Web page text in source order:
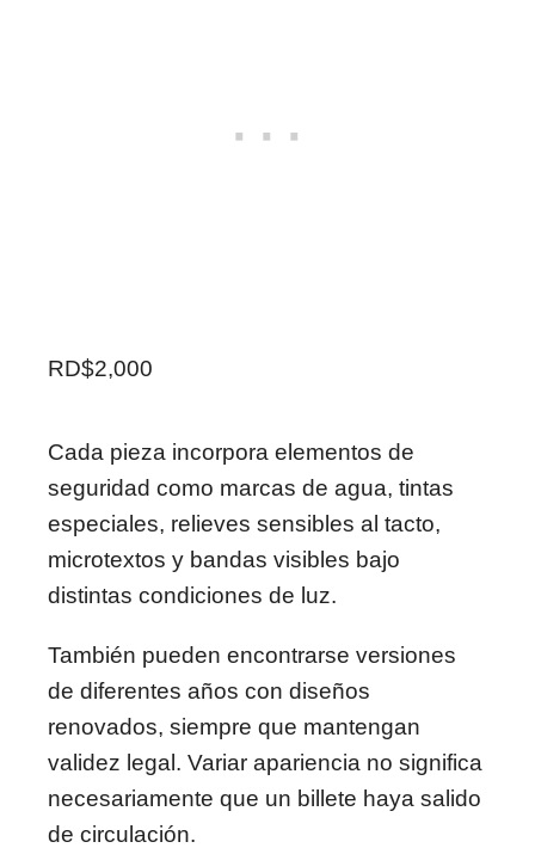
RD$2,000
Cada pieza incorpora elementos de
seguridad como marcas de agua, tintas
especiales, relieves sensibles al tacto,
microtextos y bandas visibles bajo
distintas condiciones de luz.
También pueden encontrarse versiones
de diferentes años con diseños
renovados, siempre que mantengan
validez legal. Variar apariencia no significa
necesariamente que un billete haya salido
de circulación.